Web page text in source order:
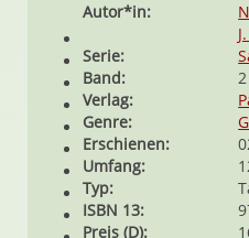
Autor*in:
Serie:
Band:
2
Verlag:
Genre:
Erschienen:
Umfang:
Typ:
ISBN 13:
Preis (D):